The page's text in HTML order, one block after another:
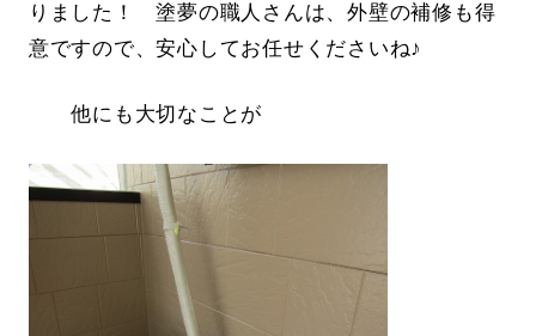
りました！ 塗夢の職人さんは、外壁の補修も得
意ですので、安心してお任せくださいね♪
他にも大切なことが